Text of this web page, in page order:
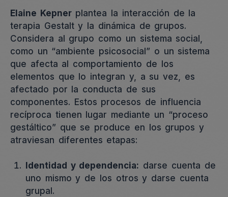
Elaine Kepnerplantea la interacción de la
terapia Gestalt y la dinámica de grupos.
Considera al grupo como un sistema social,
como un “ambiente psicosocial” o un sistema
que afecta al comportamiento de los
elementos que lo integran y, a su vez, es
afectado por la conducta de sus
componentes. Estos procesos de influencia
recíproca tienen lugar mediante un “proceso
gestáltico” que se produce en los grupos y
atraviesan diferentes etapas:
Identidad y dependencia: darse cuenta de
uno mismo y de los otros y darse cuenta
grupal.